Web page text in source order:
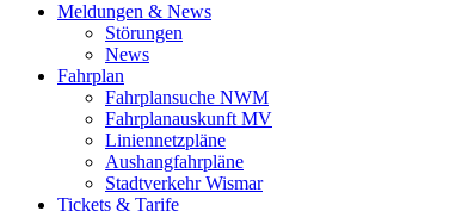
Meldungen & News
Störungen
News
Fahrplan
Fahrplansuche NWM
Fahrplanauskunft MV
Liniennetzpläne
Aushangfahrpläne
Stadtverkehr Wismar
Tickets & Tarife